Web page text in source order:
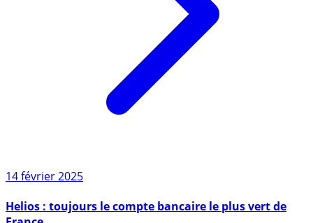
14 février 2025